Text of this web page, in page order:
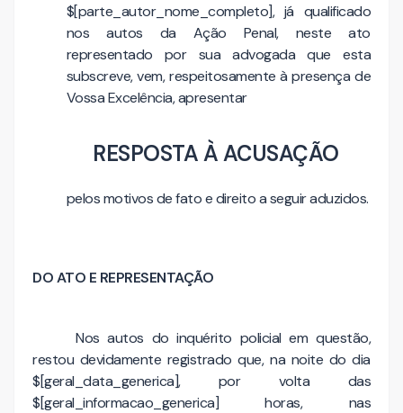
$[parte_autor_nome_completo], já qualificado
nos autos da Ação Penal, neste ato
representado por sua advogada que esta
subscreve, vem, respeitosamente à presença de
Vossa Excelência, apresentar
RESPOSTA À ACUSAÇÃO
pelos motivos de fato e direito a seguir aduzidos.
DO ATO E REPRESENTAÇÃO
Nos autos do inquérito policial em questão,
restou devidamente registrado que, na noite do dia
$[geral_data_generica], por volta das
$[geral_informacao_generica] horas, nas